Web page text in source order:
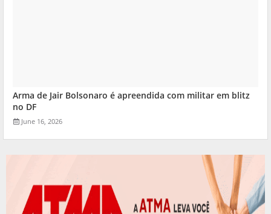
Arma de Jair Bolsonaro é apreendida com militar em blitz
no DF
June 16, 2026